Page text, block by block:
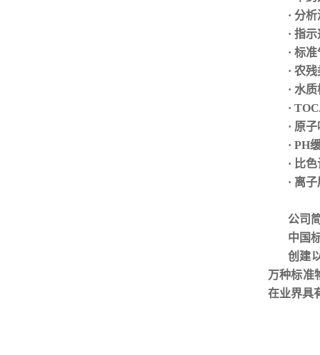
· 分
· 指
· 标准
· 农
· 水
·
· 原
· PH
· 比
· 离
公司
中国
创建
万种标准
在业界具